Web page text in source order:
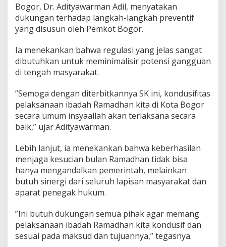
o
t
B
o
o
r
a
K
o
s
i
f
i
t
e
l
a
Bogor, Dr. Adityawarman Adil, menyatakan
dukungan terhadap langkah-langkah preventif
yang disusun oleh Pemkot Bogor.
Ia menekankan bahwa regulasi yang jelas sangat
dibutuhkan untuk meminimalisir potensi gangguan
di tengah masyarakat.
​”Semoga dengan diterbitkannya SK ini, kondusifitas
pelaksanaan ibadah Ramadhan kita di Kota Bogor
secara umum insyaallah akan terlaksana secara
baik,” ujar Adityawarman.
​Lebih lanjut, ia menekankan bahwa keberhasilan
menjaga kesucian bulan Ramadhan tidak bisa
hanya mengandalkan pemerintah, melainkan
butuh sinergi dari seluruh lapisan masyarakat dan
aparat penegak hukum.
​”Ini butuh dukungan semua pihak agar memang
pelaksanaan ibadah Ramadhan kita kondusif dan
sesuai pada maksud dan tujuannya,” tegasnya.